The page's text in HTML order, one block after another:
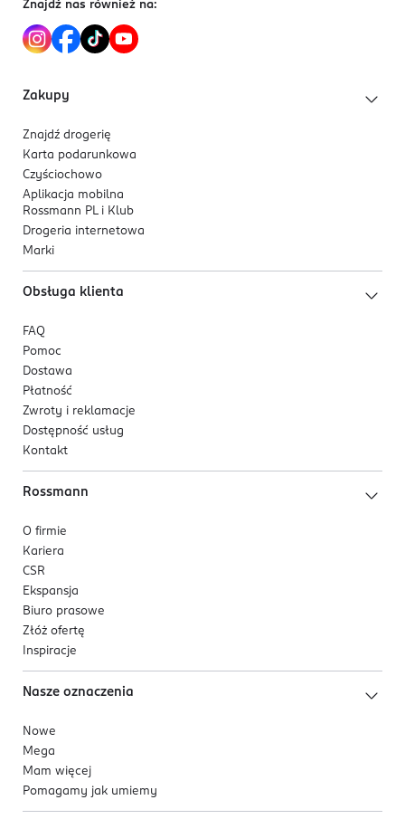
Znajdź nas również na:
Zakupy
Znajdź drogerię
Karta podarunkowa
Czyściochowo
Aplikacja mobilna
Rossmann PL i Klub
Drogeria internetowa
Marki
Obsługa klienta
FAQ
Pomoc
Dostawa
Płatność
Zwroty i reklamacje
Dostępność usług
Kontakt
Rossmann
O firmie
Kariera
CSR
Ekspansja
Biuro prasowe
Złóż ofertę
Inspiracje
Nasze oznaczenia
Nowe
Mega
Mam więcej
Pomagamy jak umiemy